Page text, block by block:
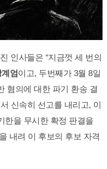
인사들은 “지금껏 세 번의
엄이고, 두번째가 3월 8일
혐의에 대한 파기 환송 결
신속히 선고를 내리고, 이
한을 무시한 확정 판결을
내려 이 후보의 후보 자격